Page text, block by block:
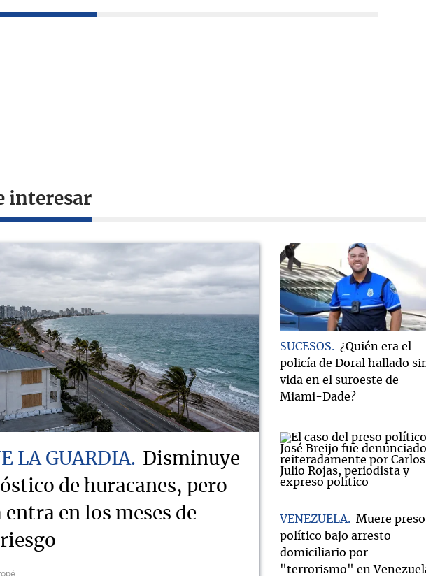
interesar
LA GUARDIA
Disminuye
de huracanes, pero
en los meses de
SUCESOS
¿Quién era el
policía de Doral hallado
vida en el suroeste de
Miami-Dade?
VENEZUELA
Muere preso
político bajo arresto
domiciliario por
"terrorismo" en